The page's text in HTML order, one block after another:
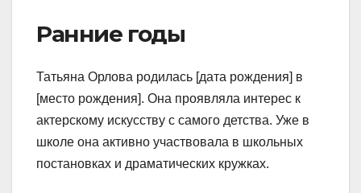
Ранние годы
Татьяна Орлова родилась [дата рождения] в
[место рождения]. Она проявляла интерес к
актерскому искусству с самого детства. Уже в
школе она активно участвовала в школьных
постановках и драматических кружках.